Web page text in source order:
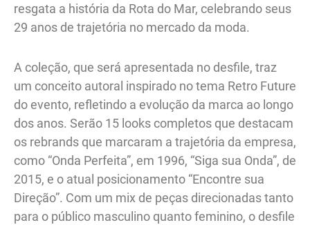
resgata a história da Rota do Mar, celebrando seus
29 anos de trajetória no mercado da moda.
A coleção, que será apresentada no desfile, traz
um conceito autoral inspirado no tema Retro Future
do evento, refletindo a evolução da marca ao longo
dos anos. Serão 15 looks completos que destacam
os rebrands que marcaram a trajetória da empresa,
como “Onda Perfeita”, em 1996, “Siga sua Onda”, de
2015, e o atual posicionamento “Encontre sua
Direção”. Com um mix de peças direcionadas tanto
para o público masculino quanto feminino, o desfile